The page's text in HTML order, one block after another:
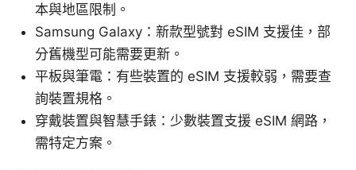
本與地區限制。
Samsung Galaxy：新款型號對 eSIM 支援佳，部
分舊機型可能需要更新。
平板與筆電：有些裝置的 eSIM 支援較弱，需要查
詢裝置規格。
穿戴裝置與智慧手錶：少數裝置支援 eSIM 網路，
需特定方案。